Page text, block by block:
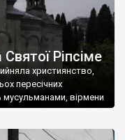
Ріпсіме
християнство,
пересічних
мусульманами, вірмени